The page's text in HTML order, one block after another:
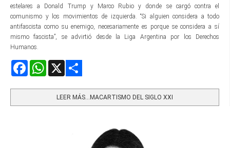
estelares a Donald Trump y Marco Rubio y donde se cargó contra el
comunismo y los movimientos de izquierda. “Si alguien considera a todo
antifascista como su enemigo, necesariamente es porque se considera a sí
mismo fascista”, se advirtió desde la Liga Argentina por los Derechos
Humanos.
FacebookWhatsApp
LEER MÁS…MACARTISMO DEL SIGLO XXI